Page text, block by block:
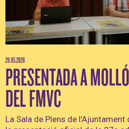
29.05.2026
PRESENTADA A
DEL FMVC
La Sala de Plens de